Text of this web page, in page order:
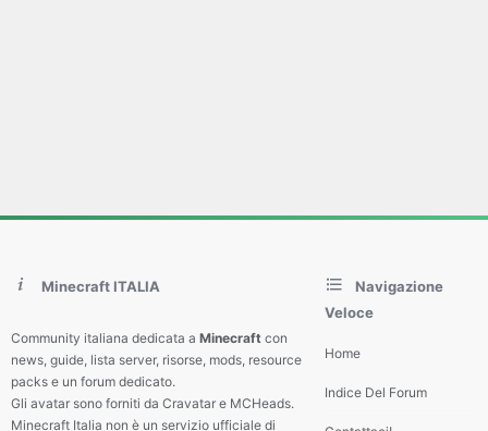
Minecraft ITALIA
Community italiana dedicata a Minecraft con
news, guide, lista server, risorse, mods, resource
packs e un forum dedicato.
Gli avatar sono forniti da Cravatar e MCHeads.
Minecraft Italia non è un servizio ufficiale di
Navigazione
Veloce
Home
Indice Del Forum